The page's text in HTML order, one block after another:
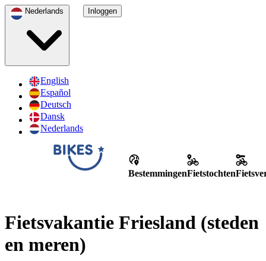
English
Español
Deutsch
Dansk
Nederlands
Inloggen
BestemmingenFietstochten
Fietsvakantie Friesland (steden
en meren)